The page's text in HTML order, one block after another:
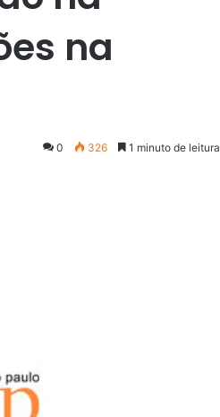
na
0 326 1 minuto de leitura